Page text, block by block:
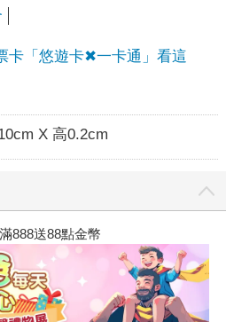
卡「悠遊卡✖一卡通」看這
X 高0.2cm
888送88點金幣